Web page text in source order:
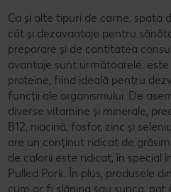
Ca și alte tipuri de carne, spata
cât și dezavantaje pentru
preparare și de cantitatea
avantaje sunt următoarele:
proteine, fiind ideală pentru
funcții ale organismului. De
diverse vitamine și minerale,
B12, niacină, fosfor, zinc și
are un conținut ridicat de
de calorii este ridicat, în special
Pulled Pork. În plus, produsele
cum ar fi slănina sau șunca, pot